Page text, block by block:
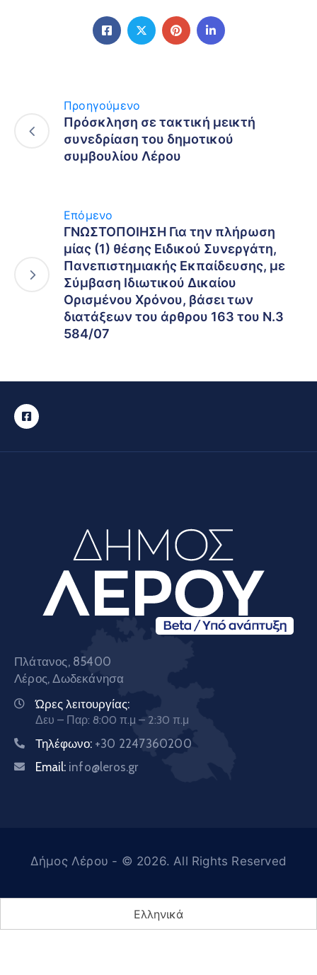
Προηγούμενο
Πρόσκληση σε τακτική μεικτή
συνεδρίαση του δημοτικού
συμβουλίου Λέρου
Επόμενο
ΓΝΩΣΤΟΠΟΙΗΣΗ Για την πλήρωση
μίας (1) θέσης Ειδικού Συνεργάτη,
Πανεπιστημιακής Εκπαίδευσης, με
Σύμβαση Ιδιωτικού Δικαίου
Ορισμένου Χρόνου, βάσει των
διατάξεων του άρθρου 163 του Ν.3
584/07
Πλάτανος, 85400
Λέρος, Δωδεκάνησα
Ώρες λειτουργίας:
Δευ – Παρ: 8:00 π.μ – 2:30 π.μ
Τηλέφωνο: +30 2247360200
Email: info@leros.gr
Δήμος Λέρου - © 2026. All Rights Reserved
Ελληνικά